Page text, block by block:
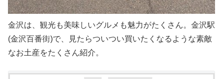
金沢は、観光も美味しいグルメも魅力がたくさん。金沢駅
(金沢百番街)で、見たらついつい買いたくなるような素敵
なお土産をたくさん紹介。